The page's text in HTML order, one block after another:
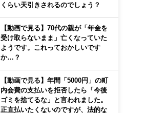
くらい天引きされるのでしょう？
【動画で見る】70代の親が「年金を
受け取らないまま」亡くなっていた
ようです。これっておかしいです
か…？
【動画で見る】年間「5000円」の町
内会費の支払いを拒否したら「今後
ゴミを捨てるな」と言われました。
正直払いたくないのですが、法的な